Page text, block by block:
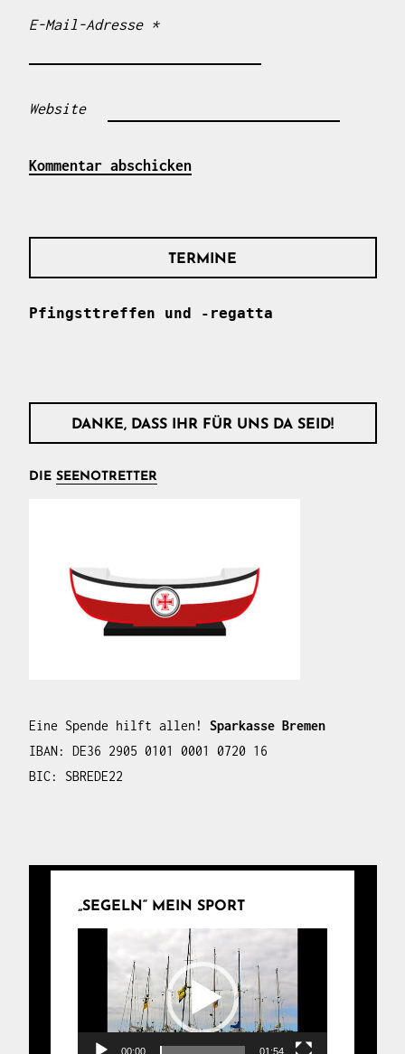
E-Mail-Adresse *
Website
TERMINE
Pfingsttreffen und -regatta
DANKE, DASS IHR FÜR UNS DA SEID!
DIE SEENOTRETTER
Eine Spende hilft allen!
Sparkasse Bremen
IBAN: DE36 2905 0101 0001 0720 16
BIC: SBREDE22
„SEGELN“ MEIN SPORT
00:00 01:54